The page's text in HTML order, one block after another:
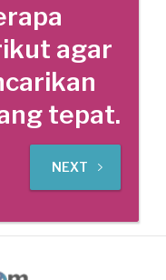
agar
tepat.
NEXT